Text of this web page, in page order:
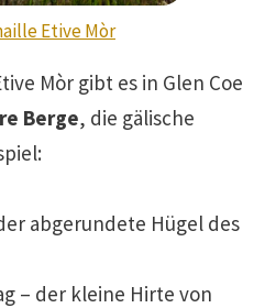
Etive Mòr
Mòr gibt es in Glen Coe
Berge, die gälische
abgerundete Hügel des
– der kleine Hirte von